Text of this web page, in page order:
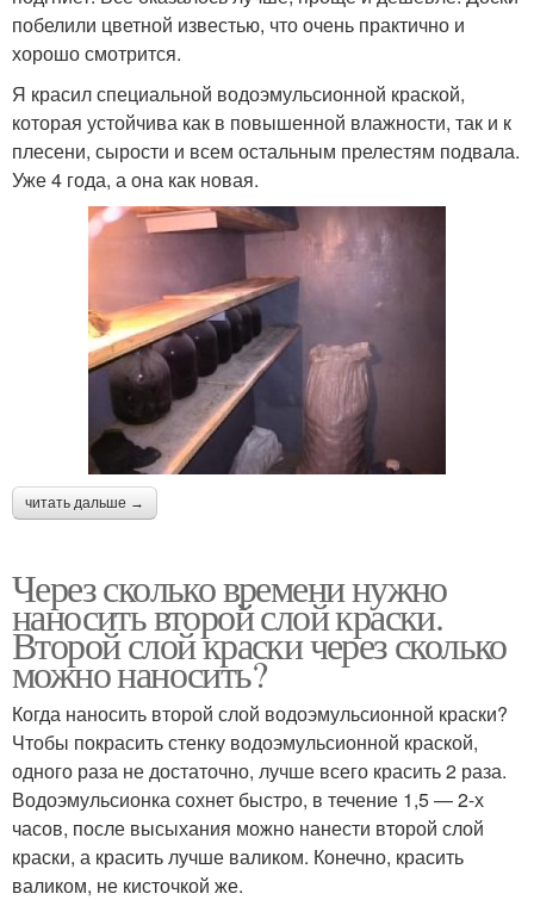
побелили цветной известью, что очень практично и
хорошо смотрится.
Я красил специальной водоэмульсионной краской,
которая устойчива как в повышенной влажности, так и к
плесени, сырости и всем остальным прелестям подвала.
Уже 4 года, а она как новая.
читать дальше →
Через сколько времени нужно
наносить второй слой краски.
Второй слой краски через сколько
можно наносить?
Когда наносить второй слой водоэмульсионной краски?
Чтобы покрасить стенку водоэмульсионной краской,
одного раза не достаточно, лучше всего красить 2 раза.
Водоэмульсионка сохнет быстро, в течение 1,5 — 2-х
часов, после высыхания можно нанести второй слой
краски, а красить лучше валиком. Конечно, красить
валиком, не кисточкой же.